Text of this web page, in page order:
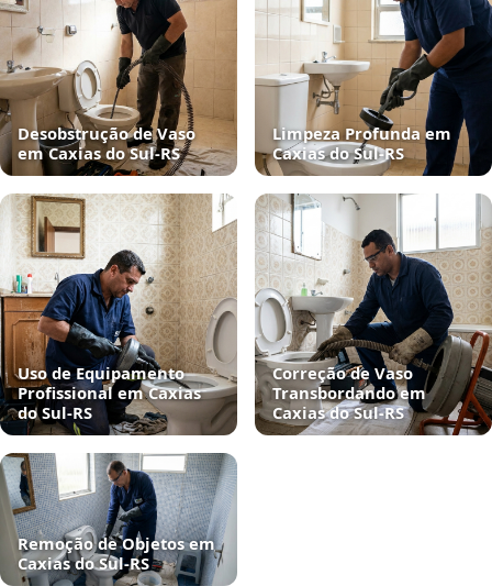
Desobstrução de Vaso
em Caxias do Sul‑RS
Limpeza Profunda em
Caxias do Sul‑RS
Uso de Equipamento
Profissional em Caxias
do Sul‑RS
Correção de Vaso
Transbordando em
Caxias do Sul‑RS
Remoção de Objetos em
Caxias do Sul‑RS